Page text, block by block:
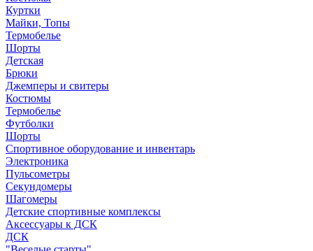
Куртки
Майки, Топы
Термобелье
Шорты
Детская
Брюки
Джемперы и свитеры
Костюмы
Термобелье
Футболки
Шорты
Спортивное оборудование и инвентарь
Электроника
Пульсометры
Секундомеры
Шагомеры
Детские спортивные комплексы
Аксессуары к ДСК
ДСК